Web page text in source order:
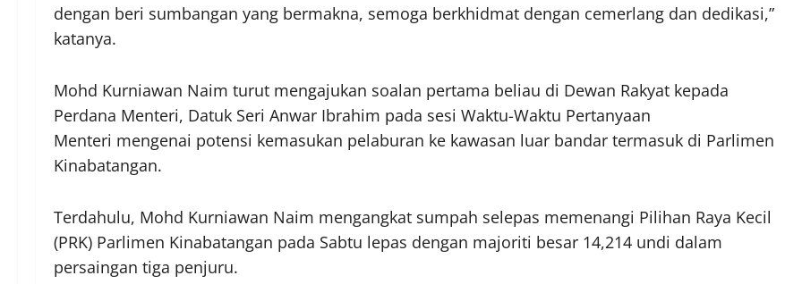
dengan beri sumbangan yang bermakna, semoga berkhidmat dengan cemerlang dan dedikasi,”
katanya.
Mohd Kurniawan Naim turut mengajukan soalan pertama beliau di Dewan Rakyat kepada
Perdana Menteri, Datuk Seri Anwar Ibrahim pada sesi Waktu-Waktu Pertanyaan
Menteri mengenai potensi kemasukan pelaburan ke kawasan luar bandar termasuk di Parlimen
Kinabatangan.
Terdahulu, Mohd Kurniawan Naim mengangkat sumpah selepas memenangi Pilihan Raya Kecil
(PRK) Parlimen Kinabatangan pada Sabtu lepas dengan majoriti besar 14,214 undi dalam
persaingan tiga penjuru.